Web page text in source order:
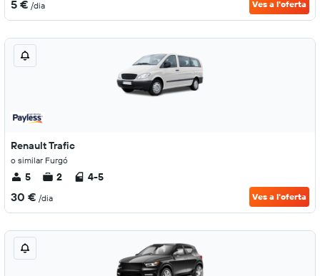
5 € /dia Ves a l'oferta
Renault Trafic
o similar Furgó
5 2 4-5
30 € /dia Ves a l'oferta